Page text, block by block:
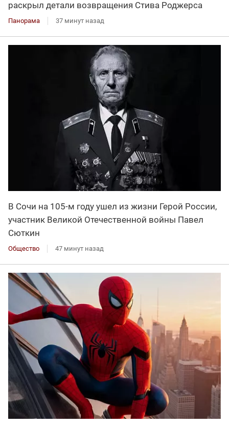
раскрыл детали возвращения Стива Роджерса
Панорама 37 минут назад
В Сочи на 105-м году ушел из жизни Герой России,
участник Великой Отечественной войны Павел
Сюткин
Общество 47 минут назад